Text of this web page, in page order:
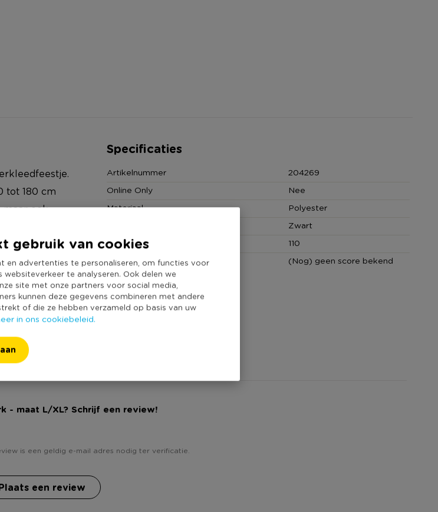
gebruik van cookies
en advertenties te personaliseren, om functies voor
te analyseren. Ook delen we
site met onze partners voor social media,
kunnen deze gegevens combineren met andere
of die ze hebben verzameld op basis van uw
in ons cookiebeleid.
tot 180 cm
maar ook
De
De jurk kan
Specificaties
Artikelnummer
204269
Online Only
Nee
Materiaal
Polyester
Zwart
Productlengte (cm)
110
Duurzaamheidsscore
(Nog) geen score bekend
- maat L/XL? Schrijf een review!
is een geldig e-mail adres nodig ter verificatie.
een review